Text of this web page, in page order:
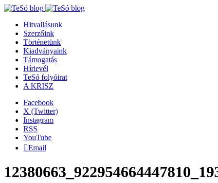
Hitvallásunk
Szerzőink
Történetünk
Kiadványaink
Támogatás
Hírlevél
TeSó folyóirat
A KRISZ
Facebook
X (Twitter)
Instagram
RSS
YouTube
Email